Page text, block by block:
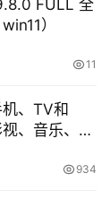
FULL 全
）
11
、TV和
、音乐、电
934